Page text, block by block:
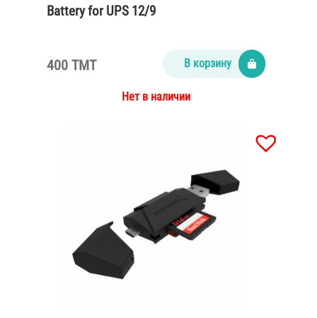
Battery for UPS 12/9
400 TMT В корзину
Нет в наличии